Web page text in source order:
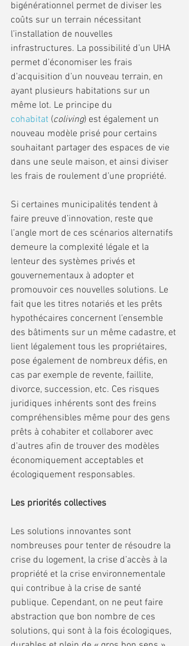
bigénérationnel permet de diviser les
coûts sur un terrain nécessitant
l’installation de nouvelles
infrastructures. La possibilité d’un UHA
permet d’économiser les frais
d’acquisition d’un nouveau terrain, en
ayant plusieurs habitations sur un
même lot. Le principe du
cohabitat (coliving) est également un
nouveau modèle prisé pour certains
souhaitant partager des espaces de vie
dans une seule maison, et ainsi diviser
les frais de roulement d’une propriété.
Si certaines municipalités tendent à
faire preuve d’innovation, reste que
l’angle mort de ces scénarios alternatifs
demeure la complexité légale et la
lenteur des systèmes privés et
gouvernementaux à adopter et
promouvoir ces nouvelles solutions. Le
fait que les titres notariés et les prêts
hypothécaires concernent l’ensemble
des bâtiments sur un même cadastre, et
lient légalement tous les propriétaires,
pose également de nombreux défis, en
cas par exemple de revente, faillite,
divorce, succession, etc. Ces risques
juridiques inhérents sont des freins
compréhensibles même pour des gens
prêts à cohabiter et collaborer avec
d’autres afin de trouver des modèles
économiquement acceptables et
écologiquement responsables.
Les priorités collectives
Les solutions innovantes sont
nombreuses pour tenter de résoudre la
crise du logement, la crise d’accès à la
propriété et la crise environnementale
qui contribue à la crise de santé
publique. Cependant, on ne peut faire
abstraction que bon nombre de ces
solutions, qui sont à la fois écologiques,